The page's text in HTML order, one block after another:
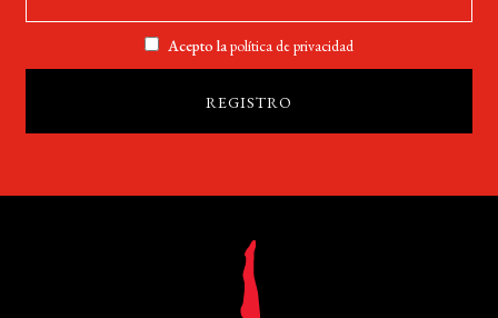
Acepto lapolítica de privacidad